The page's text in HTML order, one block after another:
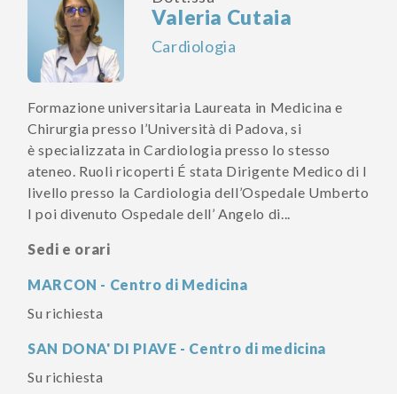
Valeria Cutaia
Cardiologia
Formazione universitaria Laureata in Medicina e
Chirurgia presso l’Università di Padova, si
è specializzata in Cardiologia presso lo stesso
ateneo. Ruoli ricoperti É stata Dirigente Medico di I
livello presso la Cardiologia dell’Ospedale Umberto
I poi divenuto Ospedale dell’ Angelo di...
Sedi e orari
MARCON - Centro di Medicina
Su richiesta
SAN DONA' DI PIAVE - Centro di medicina
Su richiesta